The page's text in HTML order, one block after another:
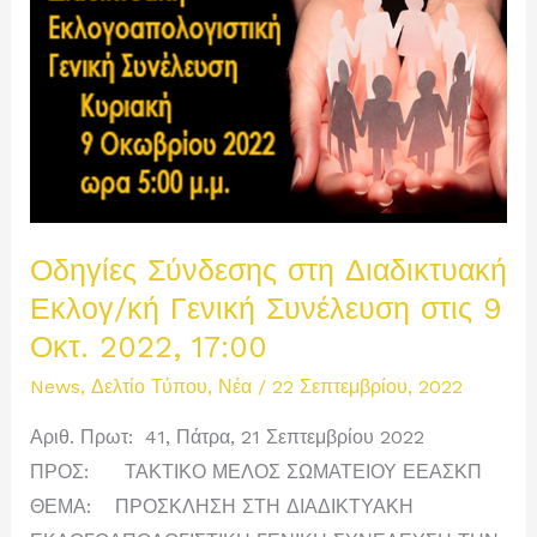
Οδηγίες Σύνδεσης στη Διαδικτυακή
Εκλογ/κή Γενική Συνέλευση στις 9
Οκτ. 2022, 17:00
News, Δελτίο Τύπου, Νέα/ 22 Σεπτεμβρίου, 2022
Αριθ. Πρωτ: 41, Πάτρα, 21 Σεπτεμβρίου 2022
ΠΡΟΣ: ΤΑΚΤΙΚΟ ΜΕΛΟΣ ΣΩΜΑΤΕΙΟΥ ΕΕΑΣΚΠ
ΘΕΜΑ: ΠΡΟΣΚΛΗΣΗ ΣΤΗ ΔΙΑΔΙΚΤΥΑΚΗ